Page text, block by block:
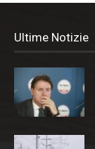
Ultime Notizie